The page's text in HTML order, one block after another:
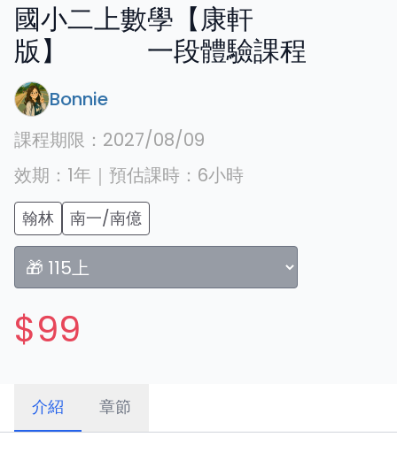
國小二上數學【康軒
版】 一段體驗課程
Bonnie
課程期限： 2027/08/09
效期： 1年 ｜ 預估課時： 6小時
翰林 南一/南億
$99
介紹 章節